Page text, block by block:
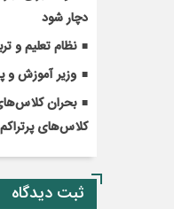
دچار شود
نظام تعلیم و
وزیر آموزش و
کلاس‌های
ثبت دیدگاه